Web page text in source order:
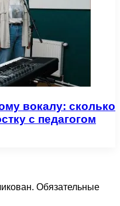
вокалу: сколько
с педагогом
Обязательные